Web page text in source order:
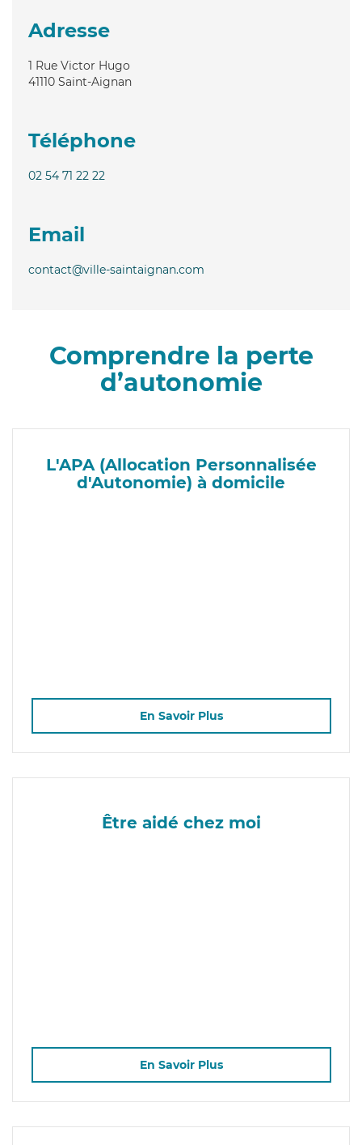
Adresse
1 Rue Victor Hugo
41110 Saint-Aignan
Téléphone
02 54 71 22 22
Email
contact@ville-saintaignan.com
Comprendre la perte
d’autonomie
L'APA (Allocation Personnalisée
d'Autonomie) à domicile
En Savoir Plus
Être aidé chez moi
En Savoir Plus